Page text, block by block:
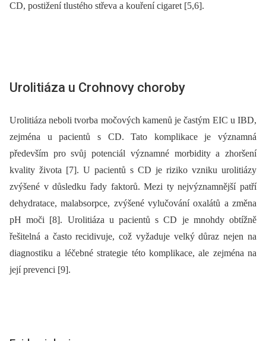
CD, postižení tlustého střeva a kouření cigaret [5,6].
Urolitiáza u Crohnovy choroby
Urolitiáza neboli tvorba močových kamenů je častým EIC u IBD,
zejména u pacientů s CD. Tato komplikace je významná
především pro svůj potenciál významné morbidity a zhoršení
kvality života [7]. U pacientů s CD je riziko vzniku urolitiázy
zvýšené v důsledku řady faktorů. Mezi ty nejvýznamnější patří
dehydratace, malabsorpce, zvýšené vylučování oxalátů a změna
pH moči [8]. Urolitiáza u pacientů s CD je mnohdy obtížně
řešitelná a často recidivuje, což vyžaduje velký důraz nejen na
dia­gnostiku a léčebné strategie této komplikace, ale zejména na
její prevenci [9].